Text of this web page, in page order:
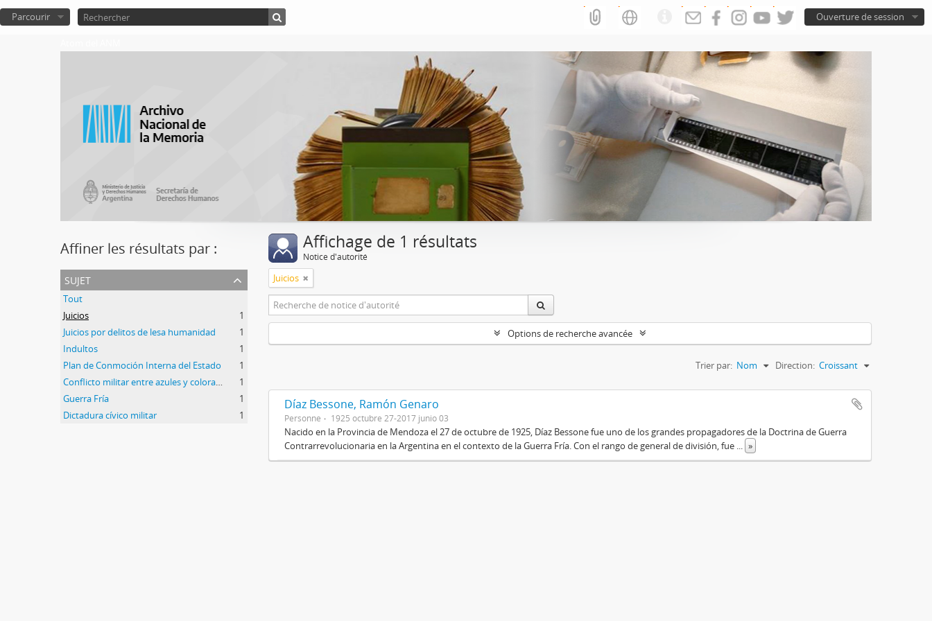
Ouverture de session
Parcourir
Affiner les résultats par :
sujet
Tout
Juicios
1
Juicios por delitos de lesa humanidad
1
Indultos
1
Plan de Conmoción Interna del Estado
1
1
Guerra Fría
1
Dictadura cívico militar
1
Affichage de 1 résultats
Notice d'autorité
Juicios
Options de recherche avancée
Trier par: Nom Direction: Croissant
Díaz Bessone, Ramón Genaro
Personne 1925 octubre 27-2017 junio 03
Nacido en la Provincia de Mendoza el 27 de octubre de 1925, Díaz Bessone fue uno de los grandes propagadores de la Doctrina de Guerra
Contrarrevolucionaria en la Argentina en el contexto de la Guerra Fría. Con el rango de general de división, fue
»